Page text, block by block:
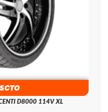
D8000 114V XL